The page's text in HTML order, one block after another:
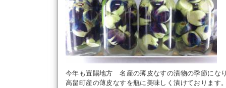
今年も置賜地方 名産の薄皮なすの漬物の季節にな
高畠町産の薄皮なすを瓶に美味しく漬けております